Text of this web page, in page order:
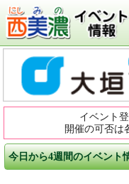
イベント
開催の可否は
今日から4週間のイベン